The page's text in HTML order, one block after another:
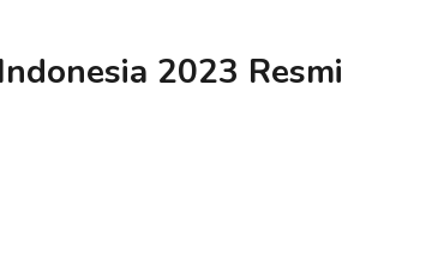
2023 Resmi